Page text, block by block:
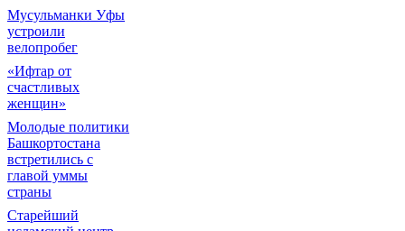
Мусульманки Уфы
устроили
велопробег
«Ифтар от
счастливых
женщин»
Молодые политики
Башкортостана
встретились с
главой уммы
страны
Старейший